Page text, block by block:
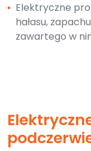
▪ Elektryczne
hałasu,
zawartego w